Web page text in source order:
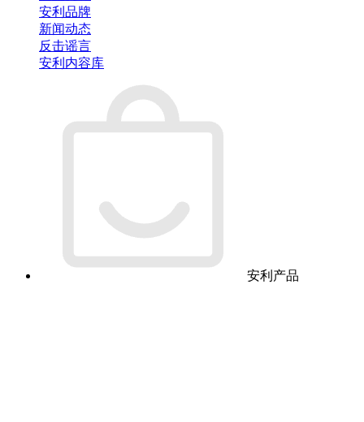
安利品牌
新闻动态
反击谣言
安利内容库
安利产品